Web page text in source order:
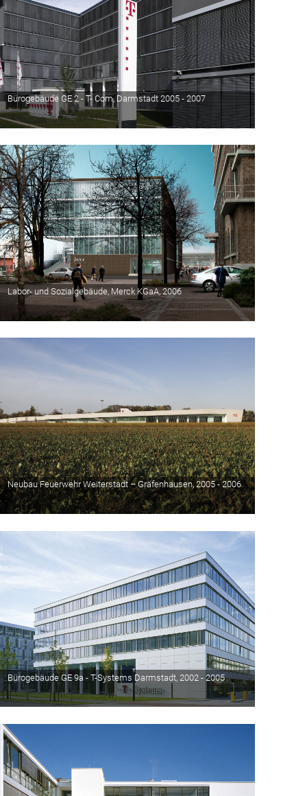
Bürogebäude GE 2 - T- Com, Darmstadt 2005 - 2007
Labor- und Sozialgebäude, Merck KGaA, 2006
Neubau Feuerwehr Weiterstadt – Gräfenhausen, 2005 - 2006
Bürogebäude GE 9a - T-Systems Darmstadt, 2002 - 2005